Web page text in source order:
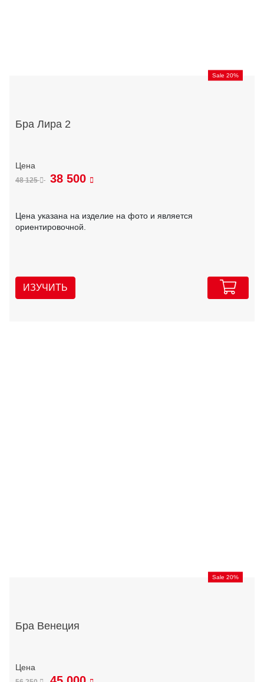
Sale 20%
Бра Лира 2
48 125 38 500
Цена указана на изделие на фото и является
ориентировочной.
ИЗУЧИТЬ
Sale 20%
Бра Венеция